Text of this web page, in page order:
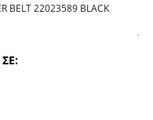
BELT 22023589 BLACK